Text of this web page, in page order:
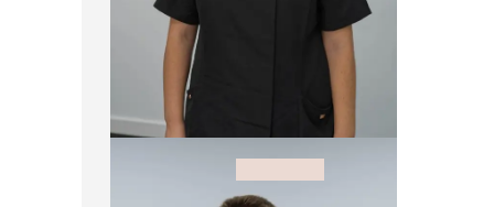
funcional de cada caso, buscando
siempre la opción más eficaz y menos
invasiva para mis pacientes. Soy
miembro de la Asociación Española de
Cirugía Podológica (AECP).